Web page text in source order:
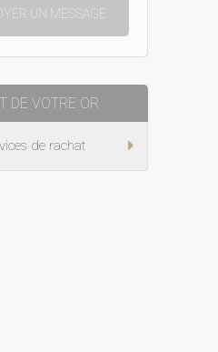
UN MESSAGE
DE VOTRE OR
de rachat